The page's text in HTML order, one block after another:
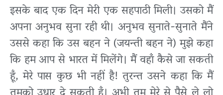
इसके बाद एक दिन मेरी एक सहपाठी मिली। उसको मैं
अपना अनुभव सुना रही थी। अनुभव सुनाते-सुनाते मैंने
उससे कहा कि उस बहन ने (जयन्ती बहन ने) मुझे कहा
कि हम आप से भारत में मिलेंगे। मैं वहाँ कैसे जा सकती
हूँ, मेरे पास कुछ भी नहीं है! तुरन्त उसने कहा कि मैं